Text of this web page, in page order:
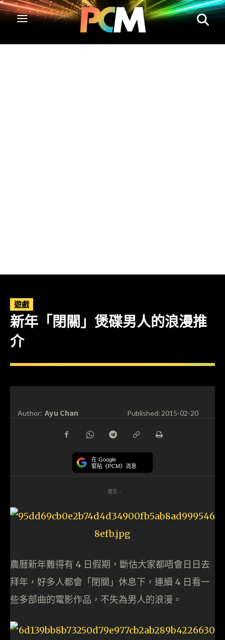
遊戲
新年「閉關」煲碟男人的浪漫推
介
Author: Ayu Chan Published:2015-02-20
在 Google
緊貼《PCM》消息
- 廣告 -
農曆新年難得有 4 日假期，斷估大家都唔會日日去
拜年，好多人都會「閉關」休息下，連續 4 日看一
些多部曲的電影作品，不失為男人的浪漫。